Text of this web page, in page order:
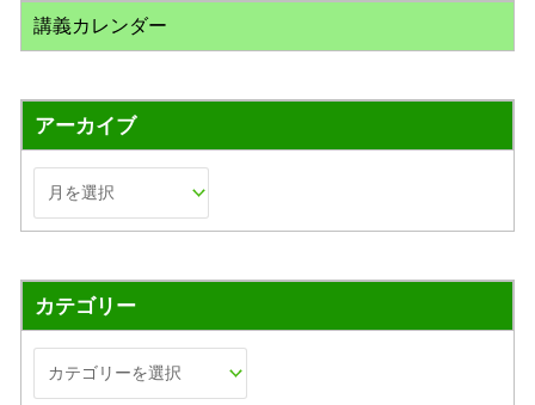
講義カレンダー
アーカイブ
カテゴリー